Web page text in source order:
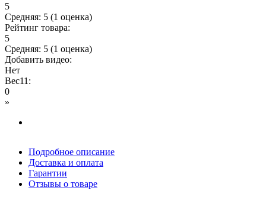
5
Средняя: 5 (1 оценка)
Рейтинг товара:
5
Средняя: 5 (1 оценка)
Добавить видео:
Нет
Вес11:
0
»
Подробное описание
Доставка и оплата
Гарантии
Отзывы о товаре